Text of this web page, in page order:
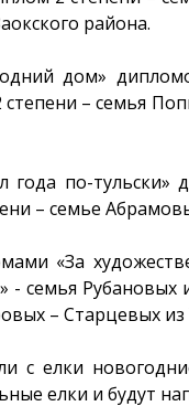
района.
дом»
– семья
по-тульски»
– семье
«За
- семья
– Старцевых из
с елки
елки и будут